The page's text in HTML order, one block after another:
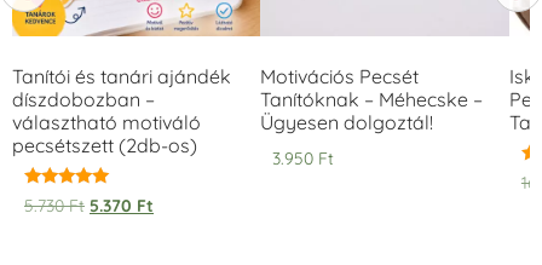
Tanítói és tanári ajándék
díszdobozban –
választható motiváló
pecsétszett (2db-os)
Értékelés:
5.00
5.730Ft 5.370 Ft
Motivációs Pecsét
Tanítóknak – Méhecske –
Ügyesen dolgoztál!
3.950 Ft